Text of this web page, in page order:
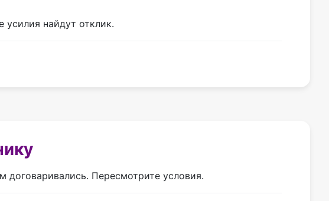
найдут отклик.
договаривались. Пересмотрите условия.